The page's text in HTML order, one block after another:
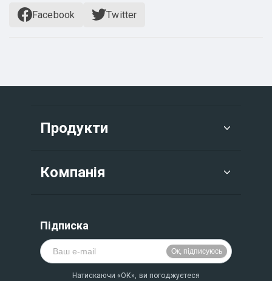
Facebook Twitter
Продукти
Компанія
Підписка
Натискаючи «ОК», ви погоджуєтеся